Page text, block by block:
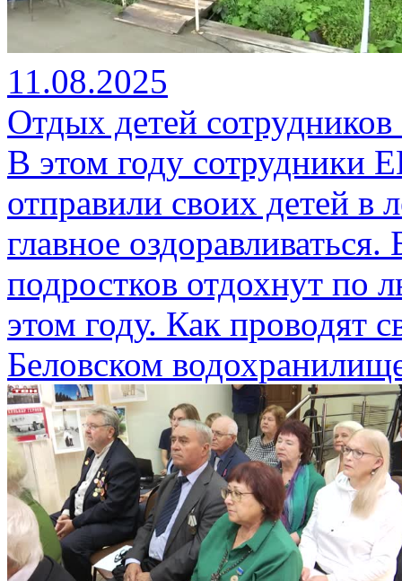
11.08.2025
Отдых детей
В этом году
отправили своих детей в
главное
подростков отдохнут по
этом году. Как проводят
Беловском